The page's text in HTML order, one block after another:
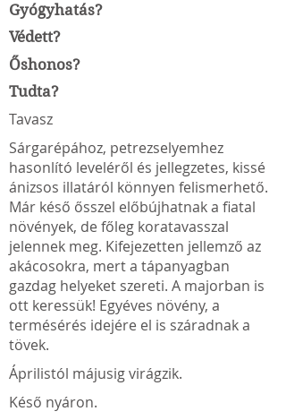
Gyógyhatás?
Védett?
Őshonos?
Tudta?
Tavasz
Sárgarépához, petrezselyemhez
hasonlító leveléről és jellegzetes, kissé
ánizsos illatáról könnyen felismerhető.
Már késő ősszel előbújhatnak a fiatal
növények, de főleg koratavasszal
jelennek meg. Kifejezetten jellemző az
akácosokra, mert a tápanyagban
gazdag helyeket szereti. A majorban is
ott keressük! Egyéves növény, a
termésérés idejére el is száradnak a
tövek.
Áprilistól májusig virágzik.
Késő nyáron.